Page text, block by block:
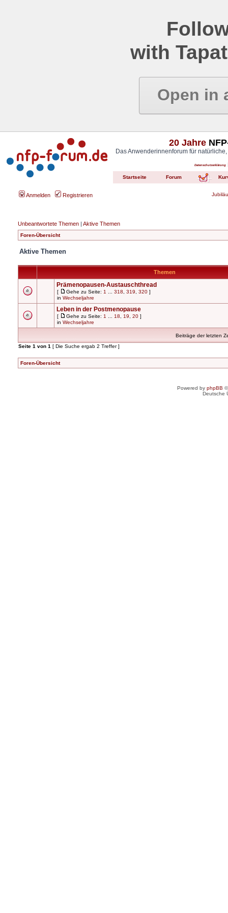
with
Open in
20 Jahre
Das Anwenderinnenforum für
Datenschutzerklärung
Startseite Forum
Anmelden Registrieren
Unbeantwortete Themen | Aktive Themen
Foren-Übersicht
Aktive Themen
Themen
Prämenopausen-Austauschthread
[ Gehe zu Seite: 1 318 319 320 ]
in Wechseljahre
Leben in der Postmenopause
[ Gehe zu Seite: 1 18 19 20 ]
in Wechseljahre
Beiträge der letzten
Seite 1 von 1 [ Die Suche ergab 2 Treffer ]
Foren-Übersicht
Powered by phpBB
Deutsche